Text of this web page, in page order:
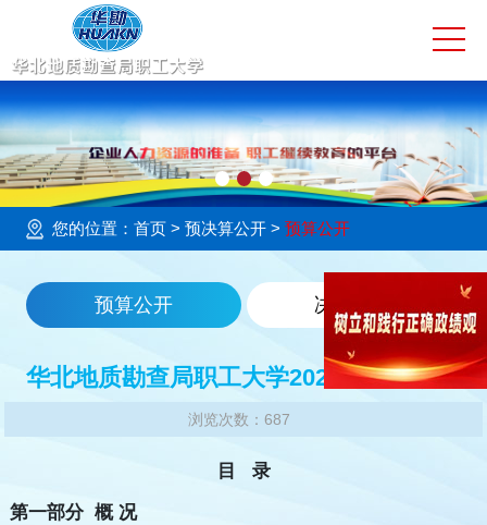
大学教育
技工教育
培训评价
预决算公开
您的位置：首页 > 预决算公开 >预算公开
预算公开 决算公开
华北地质勘查局职工大学2024年部门预算
浏览次数：687
目 录
第一部分 概 况